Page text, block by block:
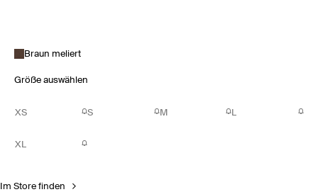
Braun meliert
Größe auswählen
XS S M L
XL
Im Store finden